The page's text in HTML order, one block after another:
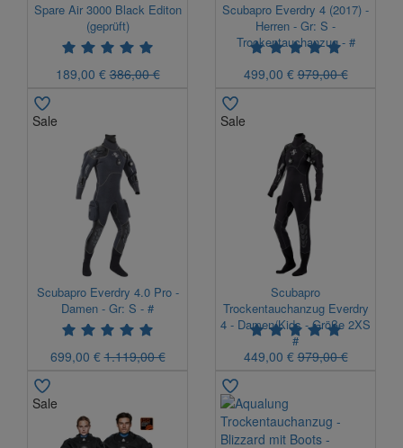
Spare Air 3000 Black Editon
(geprüft)
189,00 €386,00 €
Scubapro Everdry 4 (2017) -
Herren - Gr: S -
Trockentauchanzug - #
499,00 €979,00 €
Sale
Scubapro Everdry 4.0 Pro -
Damen - Gr: S - #
699,00 €1.119,00 €
Sale
Scubapro
Trockentauchanzug Everdry
4 - Damen/Kids - Größe 2XS
#
449,00 €979,00 €
Sale